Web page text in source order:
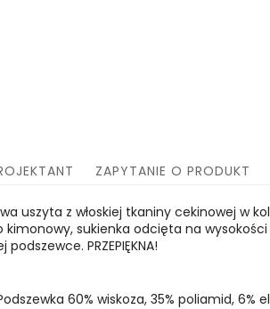
ZAPYTANIE O PRODUKT
uszyta z włoskiej tkaniny cekinowej
kimonowy, sukienka odcięta na
PRZEPIĘKNA!
60% wiskoza, 35% poliamid, 6%